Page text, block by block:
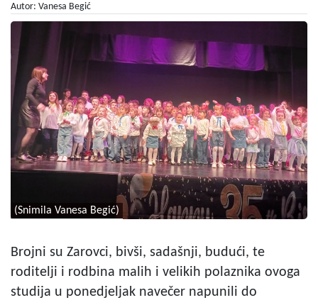
Autor: Vanesa Begić
(Snimila Vanesa Begić)
Brojni su Zarovci, bivši, sadašnji, budući, te
roditelji i rodbina malih i velikih polaznika ovoga
studija u ponedjeljak navečer napunili do